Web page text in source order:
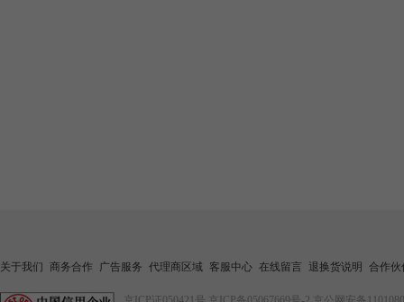
关于我们 商务合作 广告服务 代理商区域 客服中心 在线留言 退换货说明 合作伙